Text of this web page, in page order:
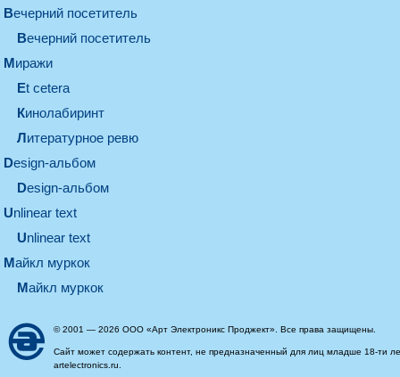
вечерний посетитель
вечерний посетитель
миражи
et cetera
кинолабиринт
литературное ревю
design-альбом
design-альбом
unlinear text
Unlinear text
майкл муркок
майкл муркок
© 2001 — 2026 ООО «Арт Электроникс Проджект». Все права защищены.
Сайт может содержать контент, не предназначенный для лиц младше 18-ти
artelectronics.ru.